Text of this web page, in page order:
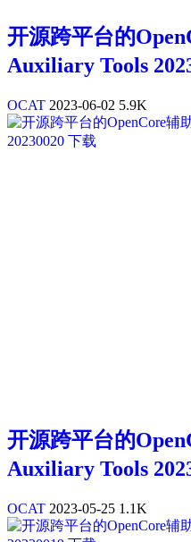
开源跨平台的
Auxiliary Tools
OCAT 2023-06-02 5.9K
开源跨平台的
Auxiliary Tools
OCAT 2023-05-25 1.1K